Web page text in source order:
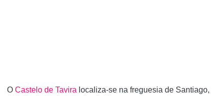
O Castelo de Tavira localiza-se na freguesia de Santiago,